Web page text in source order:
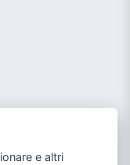
e altri